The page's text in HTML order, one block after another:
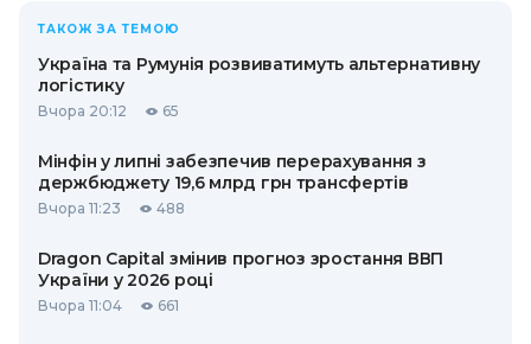
ТАКОЖ ЗА ТЕМОЮ
Україна та Румунія розвиватимуть альтернативну
логістику
Вчора 20:12 65
Мінфін у липні забезпечив перерахування з
держбюджету 19,6 млрд грн трансфертів
Вчора 11:23 488
Dragon Capital змінив прогноз зростання ВВП
України у 2026 році
Вчора 11:04 661